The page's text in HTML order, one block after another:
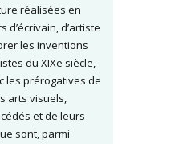
réalisées en
d’artiste
les inventions
du XIXe siècle,
les prérogatives de
arts visuels,
et de leurs
sont, parmi